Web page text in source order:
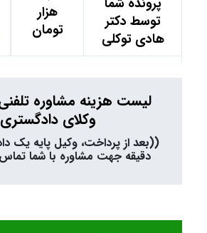
توسط دکتر
هادی توکلی
هزار
تومان
لیست هزینه مشاوره تلفنی
وکلای دادگستری
دقیقه جهت مشاوره با شما